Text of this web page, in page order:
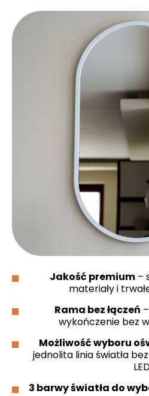
Jakość premium–
materiały i
Rama bez łączeń
wykończenie bez
Możliwość wyboru
jednolita linia światła
3 barwy światła do